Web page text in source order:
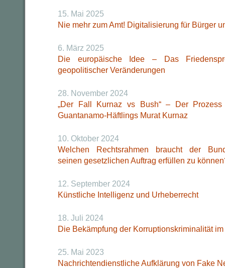
15. Mai 2025
Nie mehr zum Amt! Digitalisierung für Bürger
6. März 2025
Die europäische Idee – Das
geopolitischer Veränderungen
28. November 2024
„Der Fall Kurnaz vs Bush“ – Der
Guantanamo-Häftlings Murat Kurnaz
10. Oktober 2024
Welchen Rechtsrahmen braucht der
seinen gesetzlichen Auftrag erfüllen zu
12. September 2024
Künstliche Intelligenz und Urheberrecht
18. Juli 2024
Die Bekämpfung der Korruptionskriminalität
25. Mai 2023
Nachrichtendienstliche Aufklärung von Fake